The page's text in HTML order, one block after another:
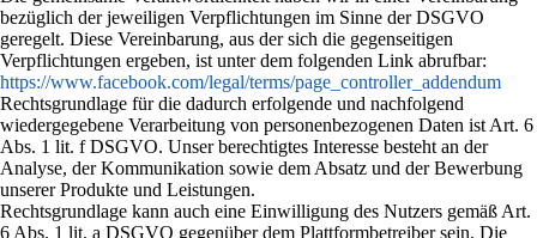
bezüglich der jeweiligen Verpflichtungen im Sinne der DSGVO
geregelt. Diese Vereinbarung, aus der sich die gegenseitigen
Verpflichtungen ergeben, ist unter dem folgenden Link abrufbar:
https://www.facebook.com/legal/terms/page_controller_addendum
Rechtsgrundlage für die dadurch erfolgende und nachfolgend
wiedergegebene Verarbeitung von personenbezogenen Daten ist Art. 6
Abs. 1 lit. f DSGVO. Unser berechtigtes Interesse besteht an der
Analyse, der Kommunikation sowie dem Absatz und der Bewerbung
unserer Produkte und Leistungen.
Rechtsgrundlage kann auch eine Einwilligung des Nutzers gemäß Art.
6 Abs. 1 lit. a DSGVO gegenüber dem Plattformbetreiber sein. Die